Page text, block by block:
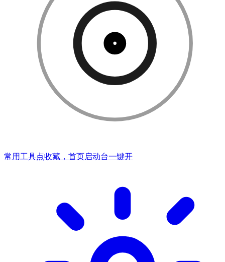
常用工具点收藏，首页启动台一键开